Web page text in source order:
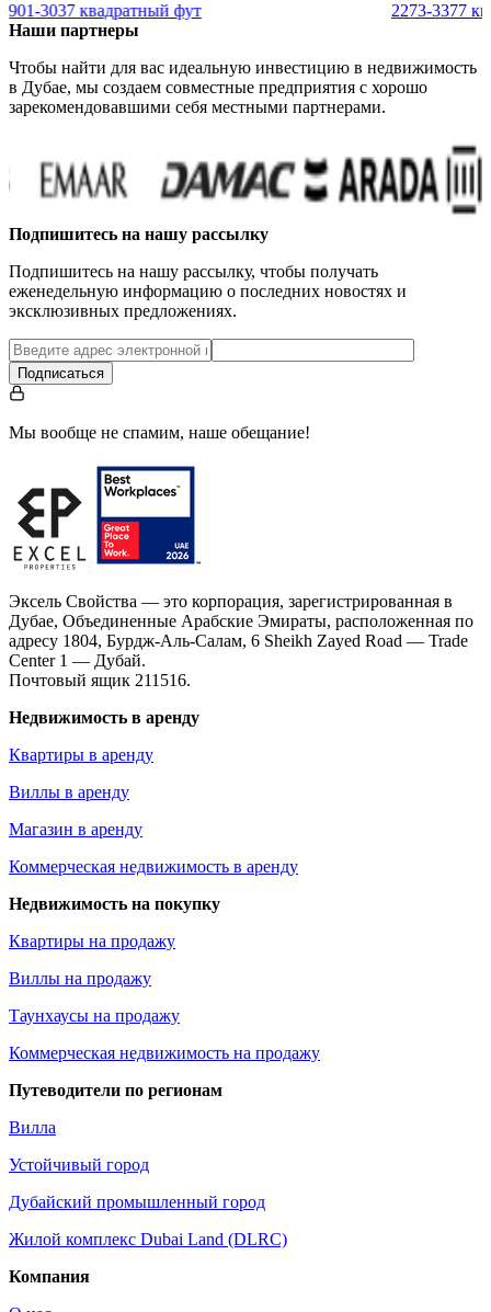
901-3037 квадратный фут
2273-3377
Наши партнеры
Чтобы найти для вас идеальную инвестицию в недвижимость
в Дубае, мы создаем совместные предприятия с хорошо
зарекомендовавшими себя местными партнерами.
Подпишитесь на нашу рассылку
Подпишитесь на нашу рассылку, чтобы получать
еженедельную информацию о последних новостях и
эксклюзивных предложениях.
Подписаться
Мы вообще не спамим, наше обещание!
Эксель Свойства — это корпорация, зарегистрированная в
Дубае, Объединенные Арабские Эмираты, расположенная по
адресу 1804, Бурдж-Аль-Салам, 6 Sheikh Zayed Road — Trade
Center 1 — Дубай.
Почтовый ящик 211516.
Недвижимость в аренду
Квартиры в аренду
Виллы в аренду
Магазин в аренду
Коммерческая недвижимость в аренду
Недвижимость на покупку
Квартиры на продажу
Виллы на продажу
Таунхаусы на продажу
Коммерческая недвижимость на продажу
Путеводители по регионам
Вилла
Устойчивый город
Дубайский промышленный город
Жилой комплекс Dubai Land (DLRC)
Компания